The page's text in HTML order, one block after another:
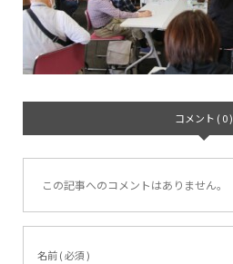
コメント ( 0 )
この記事へのコメントはありません。
名前 ( 必須 )